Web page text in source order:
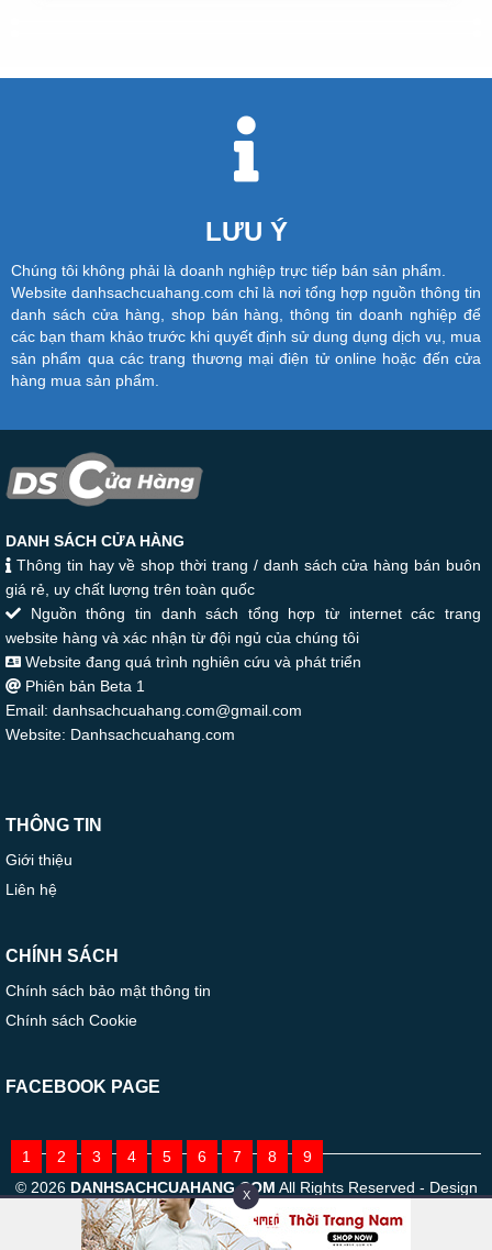
1 2 3 4 5 6 7 8 9
LƯU Ý
Chúng tôi không phải là doanh nghiệp trực tiếp bán sản phẩm.
Website danhsachcuahang.com chỉ là nơi tổng hợp nguồn thông tin
danh sách cửa hàng, shop bán hàng, thông tin doanh nghiệp để
các bạn tham khảo trước khi quyết định sử dung dụng dịch vụ, mua
sản phẩm qua các trang thương mại điện tử online hoặc đến cửa
hàng mua sản phẩm.
DANH SÁCH CỬA HÀNG
Thông tin hay về shop thời trang / danh sách cửa hàng bán buôn
giá rẻ, uy chất lượng trên toàn quốc
Nguồn thông tin danh sách tổng hợp từ internet các trang
website hàng và xác nhận từ đội ngủ của chúng tôi
Website đang quá trình nghiên cứu và phát triển
Phiên bản Beta 1
Email: danhsachcuahang.com@gmail.com
Website: Danhsachcuahang.com
THÔNG TIN
Giới thiệu
Liên hệ
CHÍNH SÁCH
Chính sách bảo mật thông tin
Chính sách Cookie
FACEBOOK PAGE
© 2026 DANHSACHCUAHANG.COM All Rights Reserved - Design
by TOMODO
X